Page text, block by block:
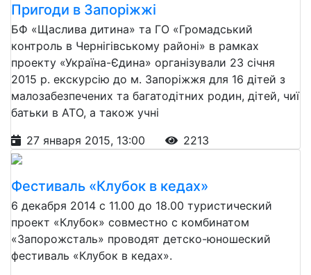
Пригоди в Запоріжжі
БФ «Щаслива дитина» та ГО «Громадський
контроль в Чернігівському районі» в рамках
проекту «Україна-Єдина» організували 23 січня
2015 р. екскурсію до м. Запоріжжя для 16 дітей з
малозабезпечених та багатодітних родин, дітей, чиї
батьки в АТО, а також учні
27 января 2015, 13:00
2213
Фестиваль «Клубок в кедах»
6 декабря 2014 с 11.00 до 18.00 туристический
проект «Клубок» совместно с комбинатом
«Запорожсталь» проводят детско-юношеский
фестиваль «Клубок в кедах».